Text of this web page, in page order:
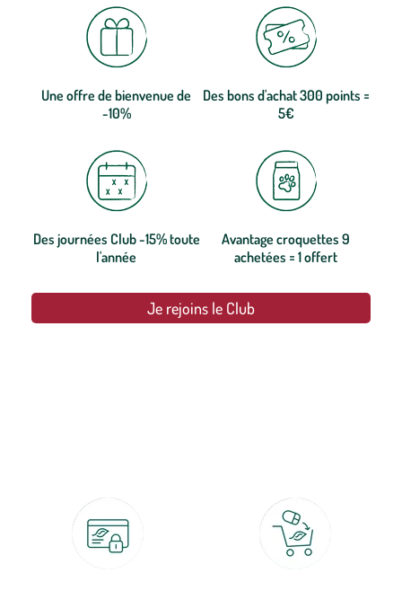
Une offre de bienvenue de
-10%
Des bons d'achat 300 points =
5€
Des journées Club -15% toute
l'année
Avantage croquettes 9
achetées = 1 offert
Je rejoins le Club